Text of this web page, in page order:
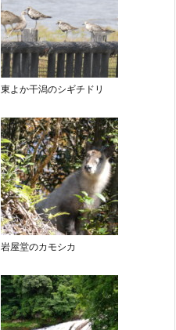
東よか干潟のシギチドリ
岩屋堂のカモシカ